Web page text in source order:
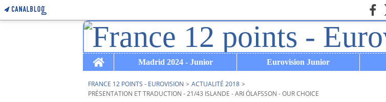
Home
Madrid 2024 - Junior Eurovision Junior
FRANCE 12 POINTS - EUROVISION > ACTUALITÉ 2018 >
PRÉSENTATION ET TRADUCTION - 21/43 ISLANDE - ARI ÓLAFSSON - OUR CHOICE